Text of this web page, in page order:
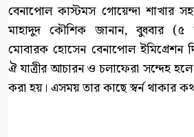
বেনাপোল কাস্টমস গোয়েন্দা শাখার
মাহাদুদ কৌশিক জানান, বুধবার (৫
মোবারক হোসেন বেনাপোল ইমিগ্রেশন
ঐ যাত্রীর আচারন ও চলাফেরা সন্দেহ
করা হয়। এসময় তার কাছে স্বর্ন থাকার